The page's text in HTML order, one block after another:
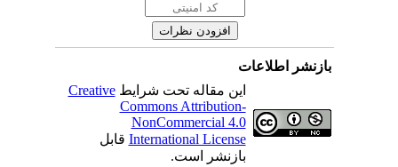
بازنشر اطلاعات
این مقاله تحت شرایطCreative
Commons Attribution-
NonCommercial 4.0
International Licenseقابل
بازنشر است.